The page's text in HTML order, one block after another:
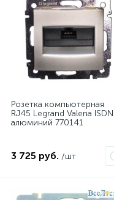
Розетка компьютерная
RJ45 Legrand Valena ISDN
алюминий 770141
3 725 руб. /шт